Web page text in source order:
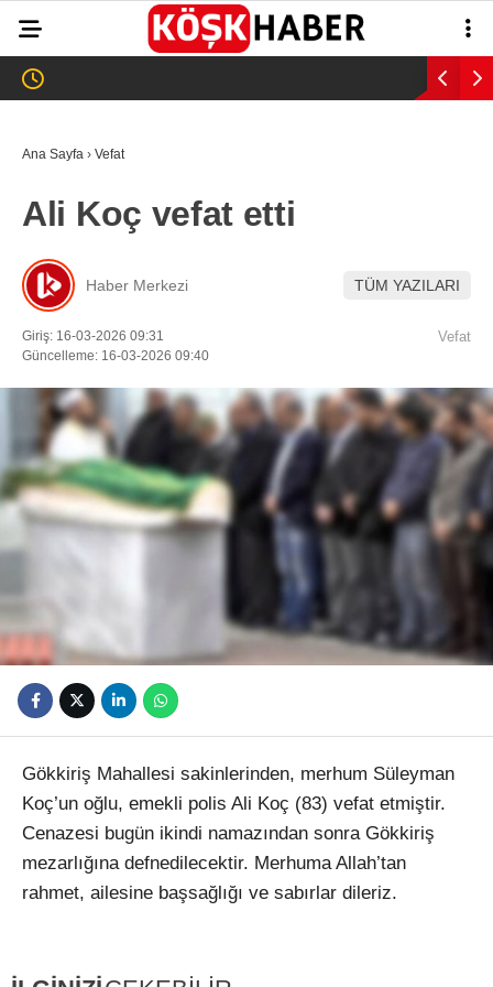
Instagram
Youtube
28.6°
ASAYİŞ
EĞİTİM
SAĞLIK
EKONOMİ
SPOR
VEFAT
Ana Sayfa › Vefat
Ali Koç vefat etti
Haber Merkezi TÜM YAZILARI
Giriş: 16-03-2026 09:31
Güncelleme: 16-03-2026 09:40
Vefat
Gökkiriş Mahallesi sakinlerinden, merhum Süleyman
Koç’un oğlu, emekli polis Ali Koç (83) vefat etmiştir.
Cenazesi bugün ikindi namazından sonra Gökkiriş
mezarlığına defnedilecektir. Merhuma Allah’tan
rahmet, ailesine başsağlığı ve sabırlar dileriz.